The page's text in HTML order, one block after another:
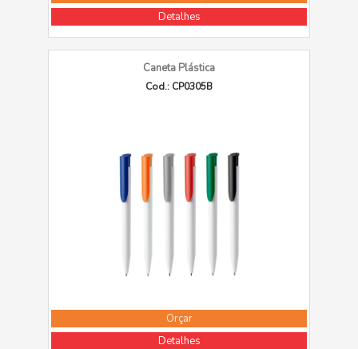
Detalhes
Caneta Plástica
Cod.: CP0305B
Orçar
Detalhes